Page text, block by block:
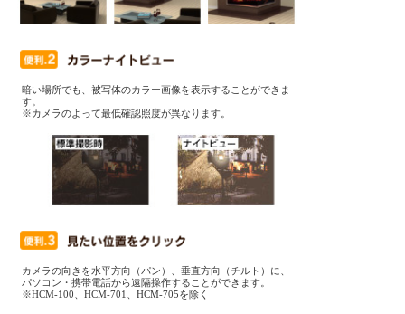
暗い場所でも、被写体のカラー画像を表示することができま
す。
※カメラのよって最低確認照度が異なります。
カメラの向きを水平方向（パン）、垂直方向（チルト）に、
パソコン・携帯電話から遠隔操作することができます。
※HCM-100、HCM-701、HCM-705を除く